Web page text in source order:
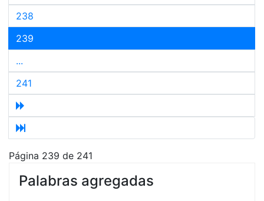
238
239
...
241
Página 239 de 241
Palabras agregadas